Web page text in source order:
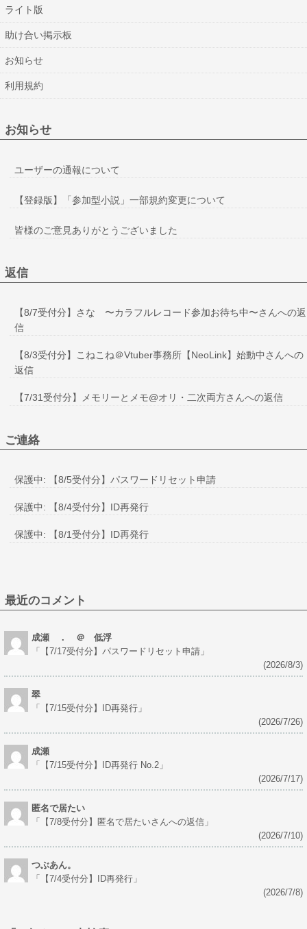
ライト版
助け合い掲示板
お知らせ
利用規約
お知らせ
ユーザーの通報について
【登録版】「参加型小説」一部規約変更について
皆様のご意見ありがとうございました
返信
【8/7受付分】さな 〜カラフルレコード参加お待ち中〜さんへの返
信
【8/3受付分】こねこね＠Vtuber事務所【NeoLink】始動中さんへの
返信
【7/31受付分】メモリーとメモ@オリ・二次両方さんへの返信
ご連絡
保護中: 【8/5受付分】パスワードリセット申請
保護中: 【8/4受付分】ID再発行
保護中: 【8/1受付分】ID再発行
最近のコメント
成瀬 ． ＠ 低浮
「
【7/17受付分】パスワードリセット申請 」
(2026/8/3)
翠
「
【7/15受付分】ID再発行 」
(2026/7/26)
成瀬
「
【7/15受付分】ID再発行 No.2 」
(2026/7/17)
匿名で居たい
「
【7/8受付分】匿名で居たいさんへの返信 」
(2026/7/10)
つぶあん。
「
【7/4受付分】ID再発行 」
(2026/7/8)